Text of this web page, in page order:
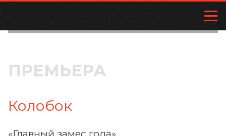
ПРЕМЬЕРА
Колобок
«Главный замес года»